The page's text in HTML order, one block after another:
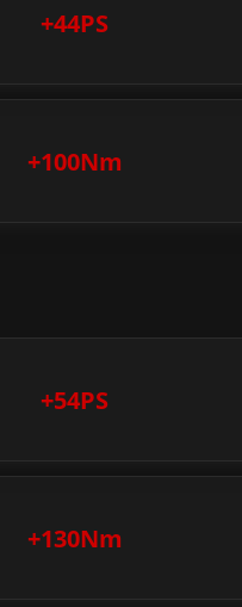
+44PS
+100Nm
+54PS
+130Nm